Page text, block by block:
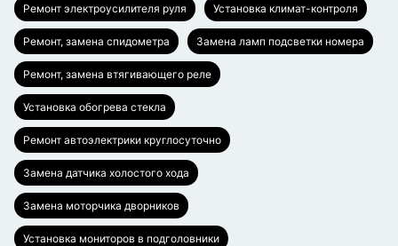
Ремонт электроусилителя руля Установка климат-контроля
Ремонт, замена спидометра Замена ламп подсветки номера
Ремонт, замена втягивающего реле
Установка обогрева стекла
Ремонт автоэлектрики круглосуточно
Замена датчика холостого хода
Замена моторчика дворников
Установка мониторов в подголовники